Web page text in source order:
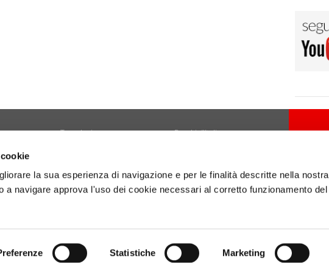
la sua esperienza di navigazione e per le finalità descritte nella nostra
a navigare approva l'uso dei cookie necessari al corretto funzionamento del
Statistiche Marketing
Tecnologia
Diario di Viaggio
Attività
Borghi d'Italia
Copertina
01160141006.
Design